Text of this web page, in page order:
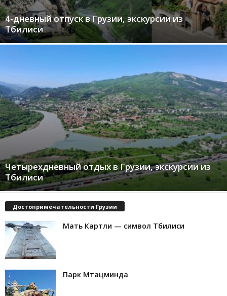
4-дневный отпуск в Грузии, экскурсии из
Тбилиси
Четырехдневный отдых в Грузии, экскурсии из
Тбилиси
Достопримечательности Грузии
Мать Картли — символ Тбилиси
Парк Мтацминда